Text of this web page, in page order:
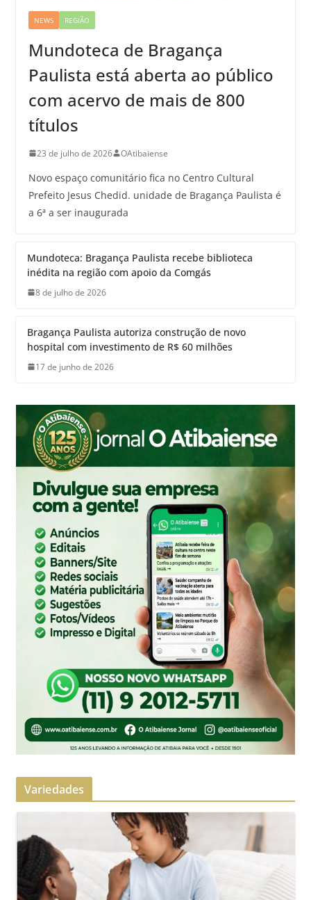
NEWS REGIÃO
Mundoteca de Bragança
Paulista está aberta ao público
com acervo de mais de 800
títulos
23 de julho de 2026 OAtibaiense
Novo espaço comunitário fica no Centro Cultural
Prefeito Jesus Chedid. unidade de Bragança Paulista é
a 6ª a ser inaugurada
Mundoteca: Bragança Paulista recebe biblioteca
inédita na região com apoio da Comgás
8 de julho de 2026
Bragança Paulista autoriza construção de novo
hospital com investimento de R$ 60 milhões
17 de junho de 2026
Variedades